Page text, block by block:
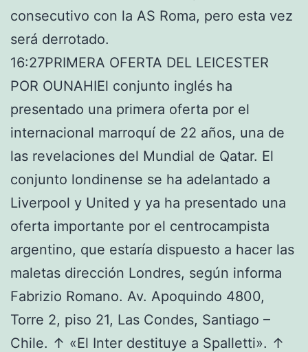
consecutivo con la AS Roma, pero esta vez
será derrotado.
16:27PRIMERA OFERTA DEL LEICESTER
POR OUNAHIEl conjunto inglés ha
presentado una primera oferta por el
internacional marroquí de 22 años, una de
las revelaciones del Mundial de Qatar. El
conjunto londinense se ha adelantado a
Liverpool y United y ya ha presentado una
oferta importante por el centrocampista
argentino, que estaría dispuesto a hacer las
maletas dirección Londres, según informa
Fabrizio Romano. Av. Apoquindo 4800,
Torre 2, piso 21, Las Condes, Santiago –
Chile. ↑ «El Inter destituye a Spalletti». ↑